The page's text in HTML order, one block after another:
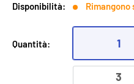
Disponibilità: Rimangono
Quantità: 1
3